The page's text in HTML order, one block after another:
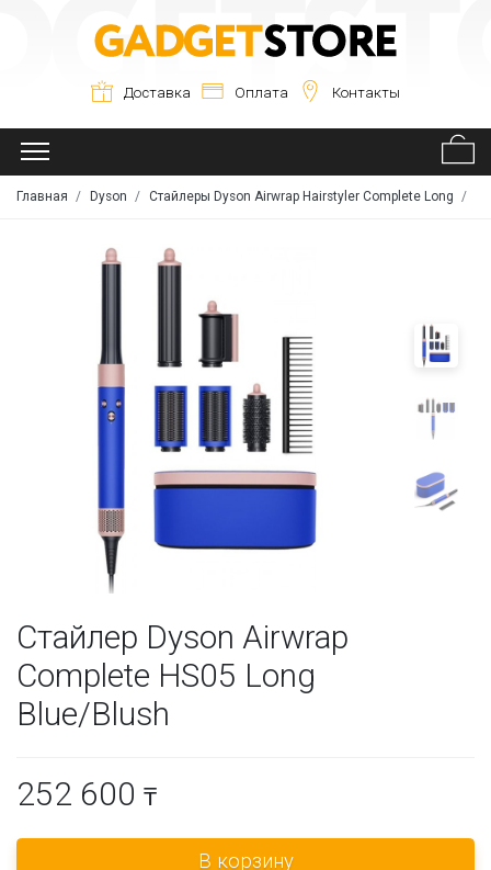
Доставка Оплата Контакты
Главная Dyson Стайлеры Dyson Airwrap Hairstyler Complete Long
Стайлер Dyson Airwrap
Complete HS05 Long
Blue/Blush
252 600 ₸